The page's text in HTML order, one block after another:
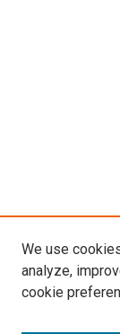
We use
analyze,
cookie